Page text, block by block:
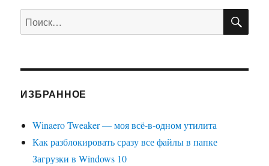
Искать:
ИЗБРАННОЕ
Winaero Tweaker — моя всё-в-одном утилита
Как разблокировать сразу все файлы в папке
Загрузки в Windows 10